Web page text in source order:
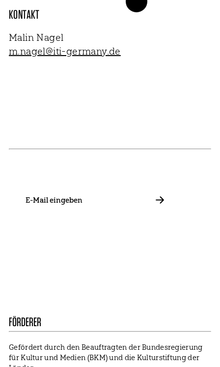
KONTAKT
Malin Nagel
m.nagel@iti-germany.de
FÖRDERER
Gefördert durch den Beauftragten der Bundesregierung
für Kultur und Medien (BKM) und die Kulturstiftung der